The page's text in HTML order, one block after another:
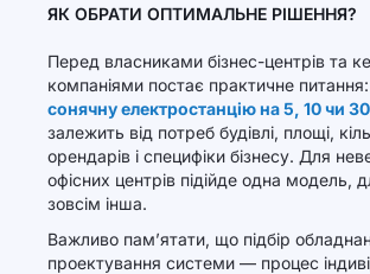
ЯК ОБРАТИ ОПТИМАЛЬНЕ РІШЕННЯ?
Перед власниками бізнес-центрів та
компаніями постає практичне питання:
сонячну електростанцію на 5, 10 чи
залежить від потреб будівлі, площі,
орендарів і специфіки бізнесу. Для
офісних центрів підійде одна модель,
зовсім інша.
Важливо пам’ятати, що підбір
проектування системи — процес